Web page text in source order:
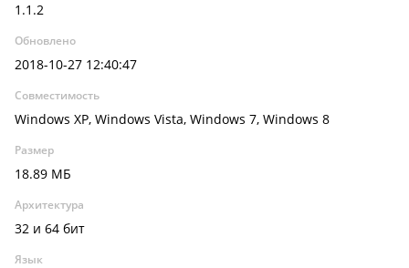
1.1.2
Обновлено
2018-10-27 12:40:47
Совместимость
Windows XP, Windows Vista, Windows 7, Windows 8
Размер
18.89 МБ
Архитектура
32 и 64 бит
Язык